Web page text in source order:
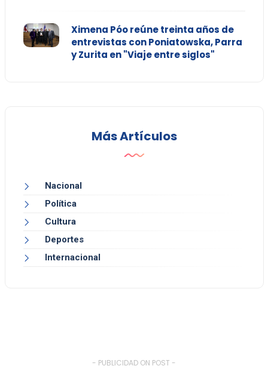
Ximena Póo reúne treinta años de
entrevistas con Poniatowska, Parra
y Zurita en "Viaje entre siglos"
Más Artículos
Nacional
Política
Cultura
Deportes
Internacional
- PUBLICIDAD ON POST -